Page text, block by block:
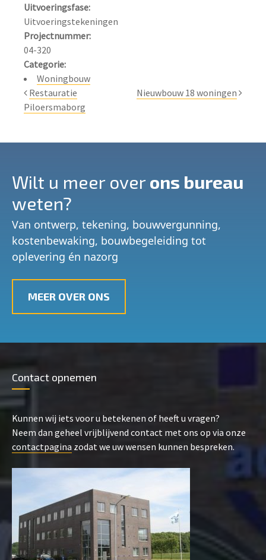
Uitvoeringsfase:
Projectnummer:
Categorie:
Woningbouw
Nieuwbouw 18 woningen
Restauratie
Piloersmaborg
Wilt u meer overons bureau
weten?
Van ontwerp, tekening, bouwvergunning,
kostenbewaking, bouwbegeleiding tot
oplevering én nazorg
MEER OVER ONS
Contact opnemen
Kunnen wij iets voor u betekenen of heeft u vragen?
Neem dan geheel vrijblijvend contact met ons op via onze
contactpagina zodat we uw wensen kunnen bespreken.